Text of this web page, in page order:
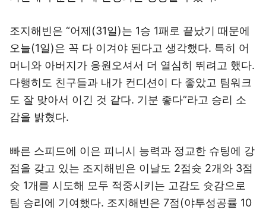
조지해빈은 “어제(31일)는 1승 1패로 끝났기 때문에
오늘(1일)은 꼭 다 이겨야 된다고 생각했다. 특히 어
머니와 아버지가 응원오셔서 더 열심히 뛰려고 했다.
다행히도 친구들과 내가 컨디션이 다 좋았고 팀워크
도 잘 맞아서 이긴 것 같다. 기분 좋다”라고 승리 소
감을 밝혔다.
빠른 스피드에 이은 피니시 능력과 정교한 슈팅에 강
점을 갖고 있는 조지해빈은 이날도 2점슛 2개와 3점
슛 1개를 시도해 모두 적중시키는 고감도 슛감으로
팀 승리에 기여했다. 조지해빈은 7점(야투성공률 10